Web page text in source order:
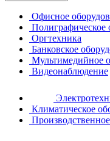
Офисное
Полиграфическое
Оргтехника
Банковское
Мультимедийное
Видеонаблюдение
Климатическое